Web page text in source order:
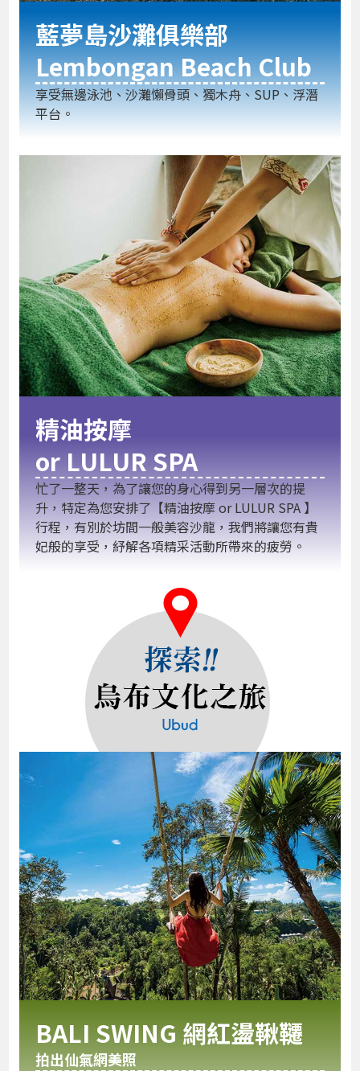
藍夢島沙灘俱樂部
Lembongan Beach Club
享受無邊泳池、沙灘懶骨頭、獨木舟、SUP、浮潛
平台。
精油按摩
or LULUR SPA
忙了一整天，為了讓您的身心得到另一層次的提
升，特定為您安排了【精油按摩 or LULUR SPA 】
行程，有別於坊間一般美容沙龍，我們將讓您有貴
妃般的享受，紓解各項精采活動所帶來的疲勞。
BALI SWING 網紅盪鞦韆
拍出仙氣網美照